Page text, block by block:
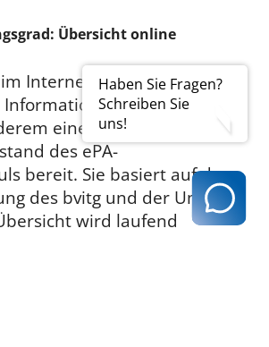
Haben Sie Fragen?
Schreiben Sie
uns!
Übersicht online
Internet neben
zur
eine Übersicht zum
des ePA-
bereit. Sie basiert auf der
des bvitg und der Umfrage
wird laufend